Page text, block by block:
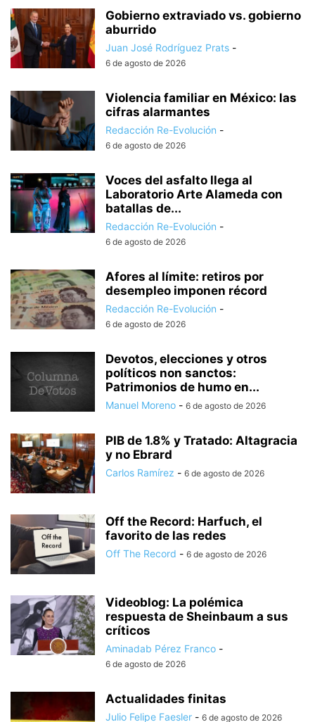
Gobierno extraviado vs. gobierno
aburrido
Juan José Rodríguez Prats -
6 de agosto de 2026
Violencia familiar en México: las
cifras alarmantes
Redacción Re-Evolución -
6 de agosto de 2026
Voces del asfalto llega al
Laboratorio Arte Alameda con
batallas de...
Redacción Re-Evolución -
6 de agosto de 2026
Afores al límite: retiros por
desempleo imponen récord
Redacción Re-Evolución -
6 de agosto de 2026
Devotos, elecciones y otros
políticos non sanctos:
Patrimonios de humo en...
Manuel Moreno - 6 de agosto de 2026
PIB de 1.8% y Tratado: Altagracia
y no Ebrard
Carlos Ramírez - 6 de agosto de 2026
Off the Record: Harfuch, el
favorito de las redes
Off The Record - 6 de agosto de 2026
Videoblog: La polémica
respuesta de Sheinbaum a sus
críticos
Aminadab Pérez Franco -
6 de agosto de 2026
Actualidades finitas
Julio Felipe Faesler - 6 de agosto de 2026